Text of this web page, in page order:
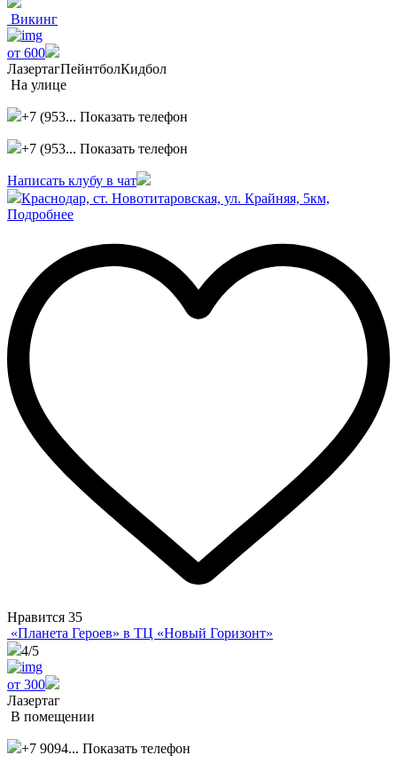
Викинг
от 600
ЛазертагПейнтболКидбол
На улице
+7 (953... Показать телефон
+7 (953... Показать телефон
Написать клубу в чат
Краснодар, ст. Новотитаровская, ул. Крайняя, 5км,
Подробнее
Нравится 35
«Планета Героев» в ТЦ «Новый Горизонт»
4/5
от 300
Лазертаг
В помещении
+7 9094... Показать телефон